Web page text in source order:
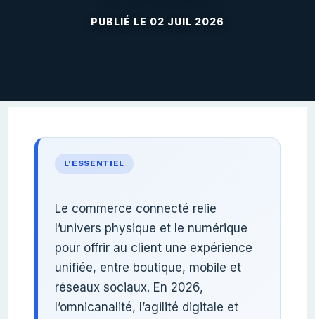
02 JUIL 2026
L’ESSENTIEL
Le commerce connecté relie
l’univers physique et le numérique
pour offrir au client une expérience
unifiée, entre boutique, mobile et
réseaux sociaux. En 2026,
l’omnicanalité, l’agilité digitale et